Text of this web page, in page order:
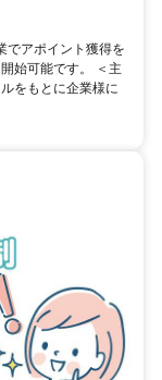
でアポイント獲得を
始可能です。 ＜主
をもとに企業様に